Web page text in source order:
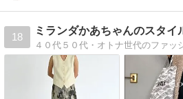
18
ミランダかあちゃんのスタイ
４０代５０代・オトナ世代のファッ